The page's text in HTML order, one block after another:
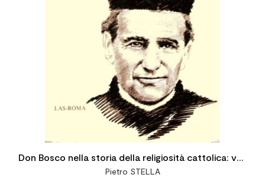
Don Bosco nella storia della religiosità cattolica: vol.
II: Mentalità religiosa e spiritualità
Pietro STELLA